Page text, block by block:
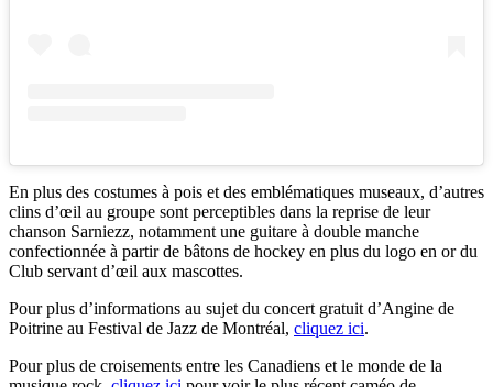
En plus des costumes à pois et des emblématiques museaux, d’autres
clins d’œil au groupe sont perceptibles dans la reprise de leur
chanson Sarniezz, notamment une guitare à double manche
confectionnée à partir de bâtons de hockey en plus du logo en or du
Club servant d’œil aux mascottes.
Pour plus d’informations au sujet du concert gratuit d’Angine de
Poitrine au Festival de Jazz de Montréal, cliquez ici.
Pour plus de croisements entre les Canadiens et le monde de la